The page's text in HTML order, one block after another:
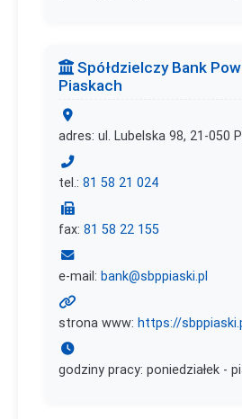
Spółdzielczy Bank
Piaskach
adres: ul. Lubelska 98, 21-050
tel.: 81 58 21 024
fax: 81 58 22 155
e-mail: bank@sbppiaski.pl
strona www: https://
godziny pracy: poniedziałek -